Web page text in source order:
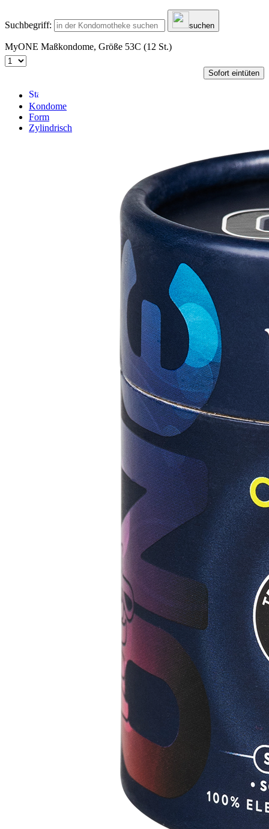
Suchbegriff: suchen
MyONE Maßkondome, Größe 53C (12 St.)
Sofort eintüten
Kondome
Form
Zylindrisch